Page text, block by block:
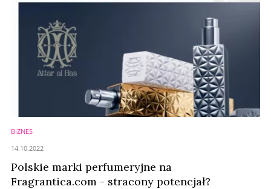
BIZNES
Polskie marki perfumeryjne na
Fragrantica.com - stracony potencjał?
14.10.2022